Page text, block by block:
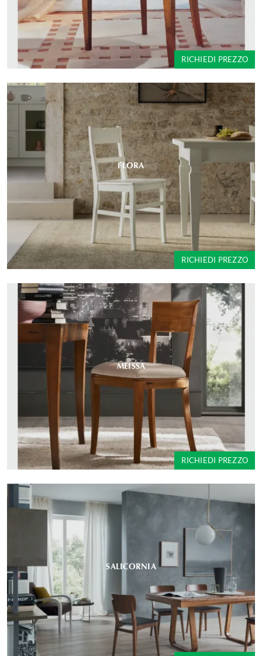
RICHIEDI PREZZO
FLORA
RICHIEDI PREZZO
MEISSA
RICHIEDI PREZZO
SALICORNIA